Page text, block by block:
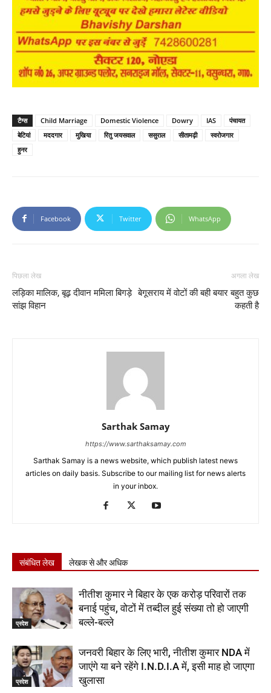
टैग्स Child Marriage Domestic Violence Dowry IAS
पंचायत
बेटियां
मददगार मुखिया रितु जयसवाल ससुराल सीतामढ़ी
स्वरोजगार
हुनर
Facebook Twitter WhatsApp
पिछला लेख
लड़िका मालिक, बूढ़ दीवान ममिला बिगड़े
सांझ विहान
अगला लेख
बेगूसराय में वोटों की बही बयार बहुत कुछ
कहती है
Sarthak Samay
https://www.sarthaksamay.com
Sarthak Samay is a news website, which publish latest news
articles on daily basis. Subscribe to our mailing list for news alerts
in your inbox.
संबंधित लेख लेखक से और अधिक
प्रदेश
नीतीश कुमार ने बिहार के एक करोड़ परिवारों तक
बनाई पहुंच, वोटों में तब्दील हुई संख्या तो हो जाएगी
बल्ले-बल्ले
प्रदेश
जनवरी बिहार के लिए भारी, नीतीश कुमार NDA में
जाएंगे या बने रहेंगे I.N.D.I.A में, इसी माह हो जाएगा
खुलासा